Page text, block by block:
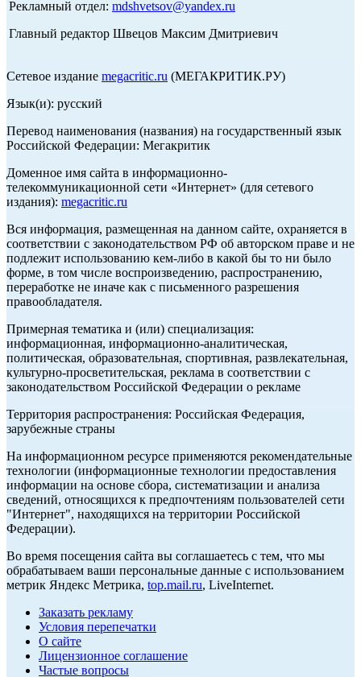
Рекламный отдел: mdshvetsov@yandex.ru
Главный редактор Швецов Максим Дмитриевич
Сетевое издание megacritic.ru (МЕГАКРИТИК.РУ)
Язык(и): русский
Перевод наименования (названия) на государственный язык
Российской Федерации: Мегакритик
Доменное имя сайта в информационно-
телекоммуникационной сети «Интернет» (для сетевого
издания): megacritic.ru
Вся информация, размещенная на данном сайте, охраняется в
соответствии с законодательством РФ об авторском праве и не
подлежит использованию кем-либо в какой бы то ни было
форме, в том числе воспроизведению, распространению,
переработке не иначе как с письменного разрешения
правообладателя.
Примерная тематика и (или) специализация:
информационная, информационно-аналитическая,
политическая, образовательная, спортивная, развлекательная,
культурно-просветительская, реклама в соответствии с
законодательством Российской Федерации о рекламе
Территория распространения: Российская Федерация,
зарубежные страны
На информационном ресурсе применяются рекомендательные
технологии (информационные технологии предоставления
информации на основе сбора, систематизации и анализа
сведений, относящихся к предпочтениям пользователей сети
"Интернет", находящихся на территории Российской
Федерации).
Во время посещения сайта вы соглашаетесь с тем, что мы
обрабатываем ваши персональные данные с использованием
метрик Яндекс Метрика, top.mail.ru, LiveInternet.
Заказать рекламу
Условия перепечатки
О сайте
Лицензионное соглашение
Частые вопросы